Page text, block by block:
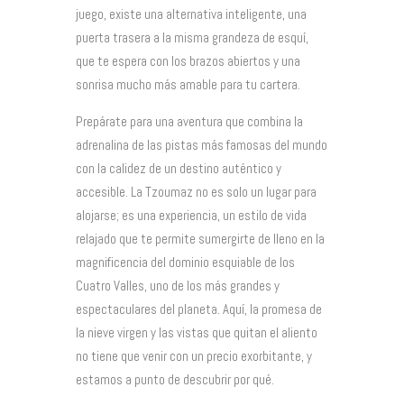
juego, existe una alternativa inteligente, una
puerta trasera a la misma grandeza de esquí,
que te espera con los brazos abiertos y una
sonrisa mucho más amable para tu cartera.
Prepárate para una aventura que combina la
adrenalina de las pistas más famosas del mundo
con la calidez de un destino auténtico y
accesible. La Tzoumaz no es solo un lugar para
alojarse; es una experiencia, un estilo de vida
relajado que te permite sumergirte de lleno en la
magnificencia del dominio esquiable de los
Cuatro Valles, uno de los más grandes y
espectaculares del planeta. Aquí, la promesa de
la nieve virgen y las vistas que quitan el aliento
no tiene que venir con un precio exorbitante, y
estamos a punto de descubrir por qué.